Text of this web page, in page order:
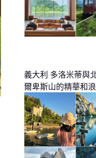
義大利 多洛米蒂與
爾卑斯山的精華和